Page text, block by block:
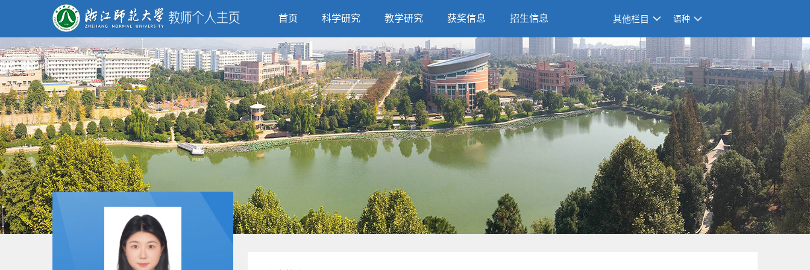
首页 科学研究 教学研究 获奖信息 招生信息 其他栏目 语种